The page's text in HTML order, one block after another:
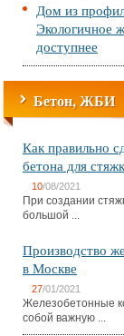
Дом из
Экологичное
доступнее
Бетон, ЖБИ
Как правильно
бетона для
10/08/2021
При создании
большой ...
Производство
в Москве
27/01/2021
Железобетонные
собой важную ...